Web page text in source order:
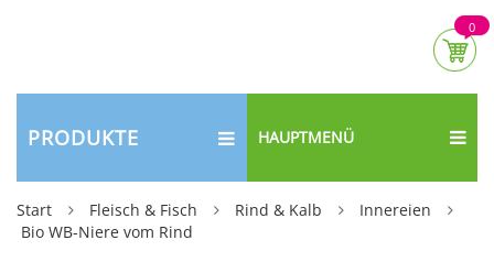
0
PRODUKTE HAUPTMENÜ
Start Fleisch & Fisch Rind & Kalb
Innereien
Bio WB-Niere vom Rind